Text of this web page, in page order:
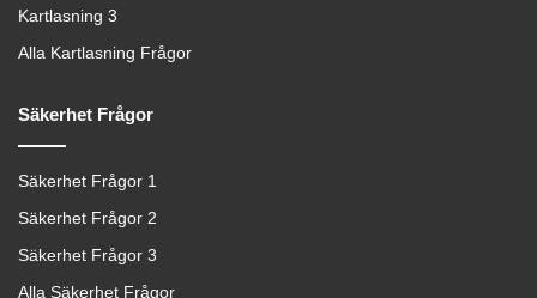
Kartlasning 3
Alla Kartlasning Frågor
Säkerhet Frågor
Säkerhet Frågor 1
Säkerhet Frågor 2
Säkerhet Frågor 3
Alla Säkerhet Frågor